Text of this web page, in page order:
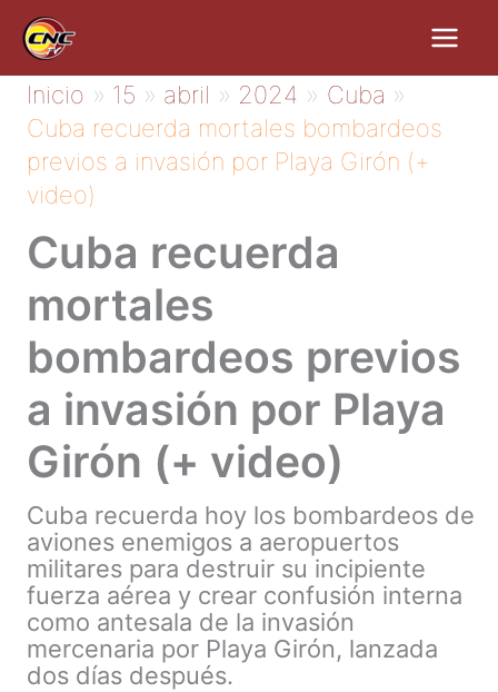
contenido
Inicio 15 abril 2024
Cuba
Cuba recuerda mortales bombardeos
previos a invasión por Playa Girón (+
video)
Cuba recuerda
mortales
bombardeos previos
a invasión por Playa
Girón (+ video)
Cuba recuerda hoy los bombardeos de
aviones enemigos a aeropuertos
militares para destruir su incipiente
fuerza aérea y crear confusión interna
como antesala de la invasión
mercenaria por Playa Girón, lanzada
dos días después.